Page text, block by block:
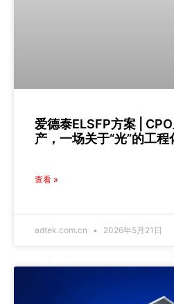
爱德泰ELSFP方案 |
产，一场关于“光”的工程
查看 »
adtek.com.cn 2026年5月21日